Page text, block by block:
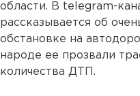
области. В telegram-
рассказывается об
обстановке на
народе ее прозвали
количества ДТП.